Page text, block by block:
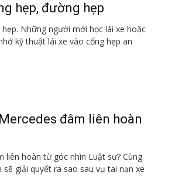
hẹp, đường hẹp
Những người mới học lái xe hoặc
kỹ thuật lái xe vào cổng hẹp an
đâm liên hoàn
hoàn từ góc nhìn Luật sư? Cùng
giải quyết ra sao sau vụ tai nạn xe